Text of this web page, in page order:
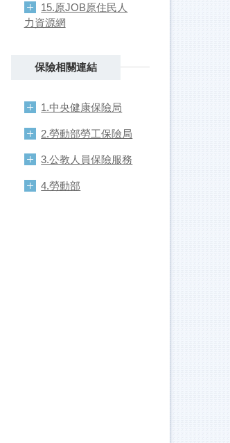
15.原JOB原住民人
力資源網
保險相關連結
1.中央健康保險局
2.勞動部勞工保險局
3.公教人員保險服務
4.勞動部